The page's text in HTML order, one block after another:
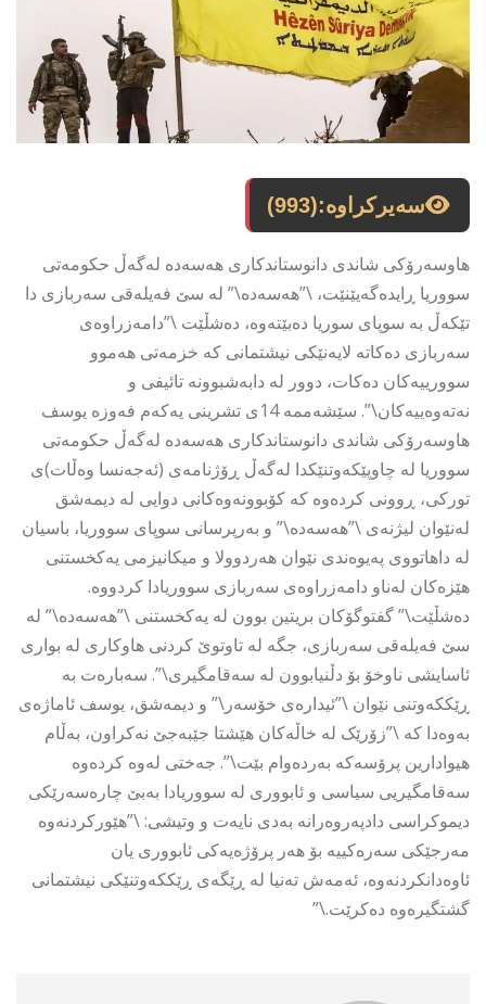
سەیرکراوە:(993)
هاوسەرۆکی شاندی دانوستاندکاری هەسەدە لەگەڵ حکومەتی
سووریا ڕایدەگەیێنێت، \”هەسەدە\” لە سێ فەیلەقی سەربازی دا
تێکەڵ بە سوپای سوریا دەبێتەوە، دەشڵێت \”دامەزراوەی
سەربازی دەکاتە لایەنێکی نیشتمانی کە خزمەتی هەموو
سوورییەکان دەکات، دوور لە دابەشبوونە تائیفی و
نەتەوەییەکان\”. سێشەممە 14ی تشرینی یەکەم فەوزە یوسف
هاوسەرۆکی شاندی دانوستاندکاری هەسەدە لەگەڵ حکومەتی
سووریا لە چاوپێکەوتنێکدا لەگەڵ ڕۆژنامەی (ئەجەنسا وەڵات)ی
تورکی، ڕوونی کردەوە کە کۆبوونەوەکانی دوایی لە دیمەشق
لەنێوان لیژنەی \”هەسەدە\” و بەرپرسانی سوپای سووریا، باسیان
لە داهاتووی پەیوەندی نێوان هەردوولا و میکانیزمی یەکخستنی
هێزەکان لەناو دامەزراوەی سەربازی سووریادا کردووە.
دەشڵێت\” گفتوگۆکان بریتین بوون لە یەکخستنی \”هەسەدە\” لە
سێ فەیلەقی سەربازی، جگە لە تاوتوێ کردنی هاوکاری لە بواری
ئاسایشی ناوخۆ بۆ دڵنیابوون لە سەقامگیری\”. سەبارەت بە
ڕێککەوتنی نێوان \”ئیدارەی خۆسەر\” و دیمەشق، یوسف ئاماژەی
بەوەدا کە \”زۆرێک لە خاڵەکان هێشتا جێبەجێ نەکراون، بەڵام
هیوادارین پرۆسەکە بەردەوام بێت\”. جەختی لەوە کردەوە
سەقامگیریی سیاسی و ئابووری لە سووریادا بەبێ چارەسەرێکی
دیموکراسی دادپەروەرانە بەدی نایەت و وتیشی: \”هێورکردنەوە
مەرجێکی سەرەکییە بۆ هەر پرۆژەیەکی ئابووری یان
ئاوەدانکردنەوە، ئەمەش تەنیا لە ڕێگەی ڕێککەوتنێکی نیشتمانی
گشتگیرەوە دەکرێت.\”